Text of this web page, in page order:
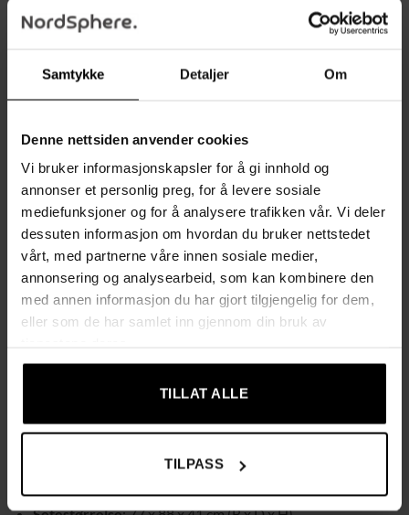
Samtykke Detaljer Om
Denne nettsiden anvender cookies
Vi bruker informasjonskapsler for å gi innhold og
annonser et personlig preg, for å levere sosiale
mediefunksjoner og for å analysere trafikken vår. Vi deler
dessuten informasjon om hvordan du bruker nettstedet
vårt, med partnerne våre innen sosiale medier,
annonsering og analysearbeid, som kan kombinere den
med annen informasjon du har gjort tilgjengelig for dem,
eller som de har samlet inn gjennom din bruk av
TILLAT ALLE
TILPASS
✔Justerbart ryggstøtte
: Tre ulike posisjoner (95°, 135° og
180°) lar deg finne den perfekte stillingen for avslapning eller
Luksuriøst materiale
: Pustende trekk i myk fløyelslook
✔Maksimal komfort
: Ekstra polstret sete med innebygde
avslapning.
✔Stilrent design : Dekorative knapper og solide stålbein med
elektroplettering gir et moderne og sofistikert uttrykk.
Sklihemmende puter på beina beskytter gulvet og sikrer
Enkel montering
: Settes raskt sammen ved hjelp av den
medfølgende manualen.